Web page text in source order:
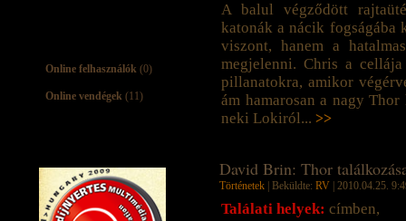
Online felhasználók (0)
Online vendégek (11)
A balul végződött
katonák a nácik fogságába
viszont, hanem a
megjelenni. Chris a
pillanatokra, amikor
ám hamarosan a nagy
neki Lokiról... >>
David Brin: Thor
Történetek | Beküldte: RV | 2010.04.25.
Találati helyek: címben,